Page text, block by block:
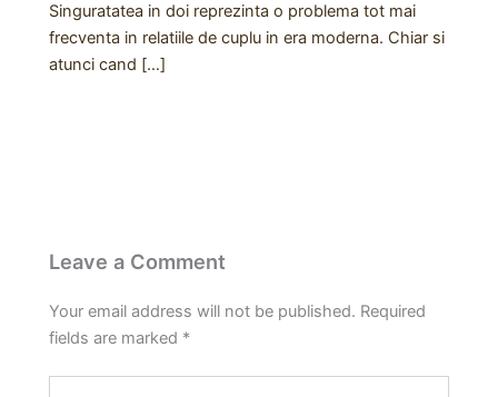
Singuratatea in doi reprezinta o problema tot mai
frecventa in relatiile de cuplu in era moderna. Chiar si
atunci cand […]
Leave a Comment
Your email address will not be published. Required
fields are marked *